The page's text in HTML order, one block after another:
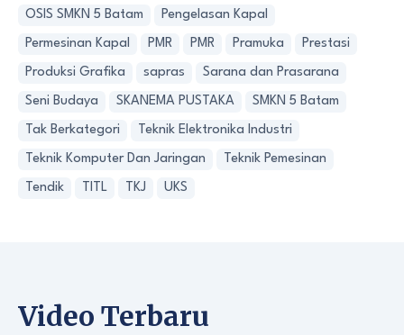
OSIS SMKN 5 Batam Pengelasan Kapal
Permesinan Kapal PMR PMR Pramuka Prestasi
Produksi Grafika sapras Sarana dan Prasarana
Seni Budaya SKANEMA PUSTAKA SMKN 5 Batam
Tak Berkategori Teknik Elektronika Industri
Teknik Komputer Dan Jaringan Teknik Pemesinan
Tendik TITL TKJ UKS
Video Terbaru